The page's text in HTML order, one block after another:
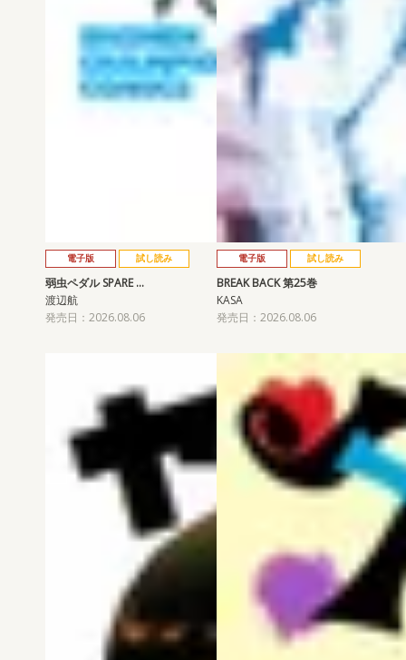
電子版 試し読み
弱虫ペダル SPARE …
渡辺航
発売日：2026.08.06
電子版 試し読み
BREAK BACK 第25巻
KASA
発売日：2026.08.06